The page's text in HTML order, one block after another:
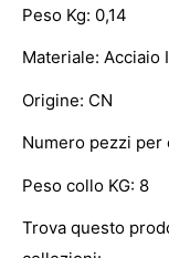
Peso Kg: 0,14
Materiale: Acciaio
Origine: CN
Numero pezzi per
Peso collo KG: 8
Trova questo